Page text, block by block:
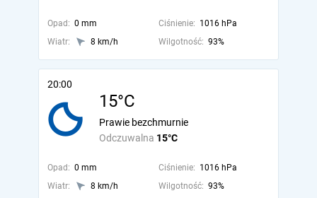
Opad: 0 mm Ciśnienie: 1016 hPa
Wiatr:
8 km/h Wilgotność: 93%
20:00
15°C
Odczuwalna 15°C
Prawie bezchmurnie
Opad: 0 mm Ciśnienie: 1016 hPa
Wiatr:
8 km/h Wilgotność: 93%